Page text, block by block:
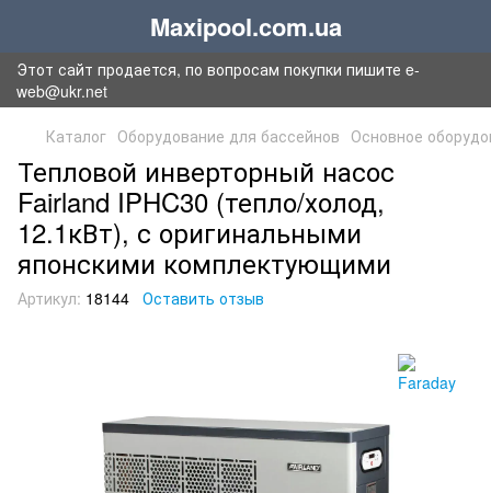
Maxipool.com.ua
Этот сайт продается, по вопросам покупки пишите e-
web@ukr.net
Каталог Оборудование для бассейнов Основное
Тепловой инверторный насос
Fairland IPHC30 (тепло/холод,
12.1кВт), с оригинальными
японскими комплектующими
Артикул: 18144 Оставить отзыв